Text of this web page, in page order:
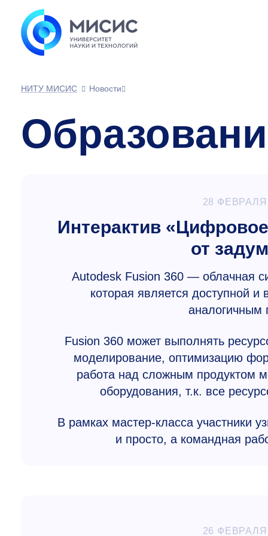
НИТУ МИСИС Новости
28 ФЕВРАЛЯ
Интерактив
от
Autodesk Fusion 360 — облачная
которая является доступной
аналогичным
Fusion 360 может выполнять
моделирование, оптимизацию
работа над сложным продуктом
оборудования, т.к. все
В рамках мастер-класса участники
и просто, а командная
26 ФЕВРАЛЯ